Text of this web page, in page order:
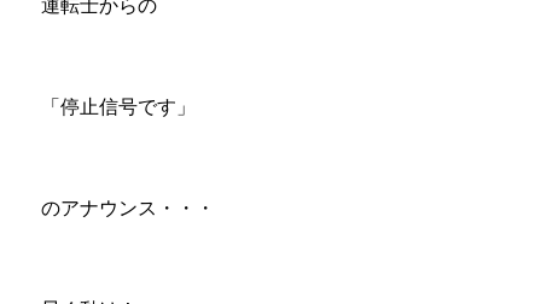
運転士からの
「停止信号です」
のアナウンス・・・